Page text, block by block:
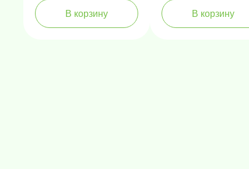
В корзину В корзину